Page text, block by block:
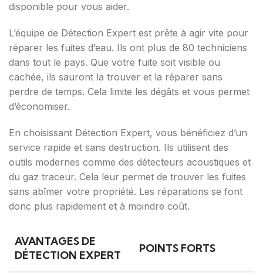
disponible pour vous aider.
L’équipe de Détection Expert est prête à agir vite pour
réparer les fuites d’eau. Ils ont plus de 80 techniciens
dans tout le pays. Que votre fuite soit visible ou
cachée, ils sauront la trouver et la réparer sans
perdre de temps. Cela limite les dégâts et vous permet
d’économiser.
En choisissant Détection Expert, vous bénéficiez d’un
service rapide et sans destruction. Ils utilisent des
outils modernes comme des détecteurs acoustiques et
du gaz traceur. Cela leur permet de trouver les fuites
sans abîmer votre propriété. Les réparations se font
donc plus rapidement et à moindre coût.
AVANTAGES DE
DÉTECTION EXPERT
POINTS FORTS